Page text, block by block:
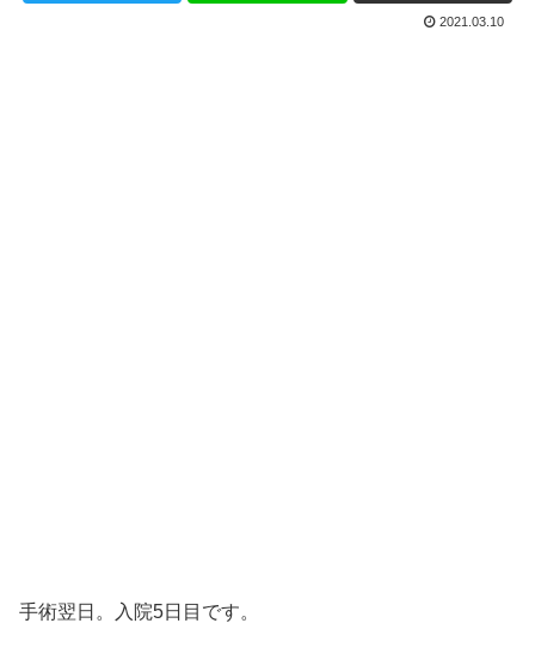
2021.03.10
手術翌日。入院5日目です。